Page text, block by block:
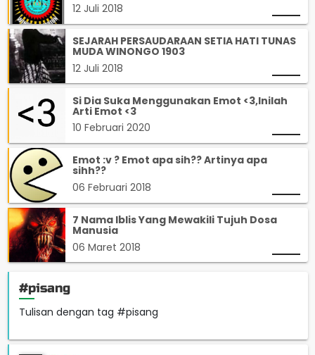
12 Juli 2018
SEJARAH PERSAUDARAAN SETIA HATI TUNAS
MUDA WINONGO 1903
12 Juli 2018
Si Dia Suka Menggunakan Emot <3,Inilah
Arti Emot <3
10 Februari 2020
Emot :v ? Emot apa sih?? Artinya apa
sihh??
06 Februari 2018
7 Nama Iblis Yang Mewakili Tujuh Dosa
Manusia
06 Maret 2018
#pisang
Tulisan dengan tag #pisang